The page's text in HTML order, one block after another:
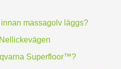
massagolv läggs?
Superfloor™?